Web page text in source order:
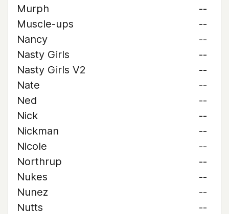
Murph
--
Muscle-ups
--
Nancy
--
Nasty Girls
--
Nasty Girls V2
--
Nate
--
Ned
--
Nick
--
Nickman
--
Nicole
--
Northrup
--
Nukes
--
Nunez
--
Nutts
--